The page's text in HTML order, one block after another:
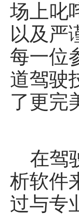
场上叱
以及严
每一位
道驾驶
了更完
在驾
析软件
过与专